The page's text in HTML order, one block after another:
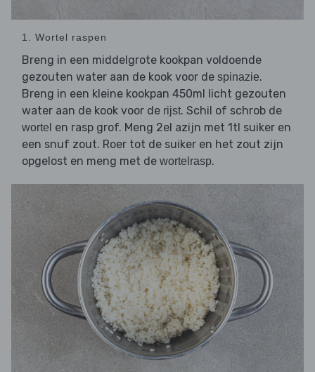
1. Wortel raspen
Breng in een middelgrote kookpan voldoende
gezouten water aan de kook voor de spinazie.
Breng in een kleine kookpan 450ml licht gezouten
water aan de kook voor de rijst. Schil of schrob de
wortel en rasp grof. Meng 2el azijn met 1tl suiker en
een snuf zout. Roer tot de suiker en het zout zijn
opgelost en meng met de wortelrasp.